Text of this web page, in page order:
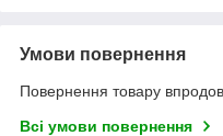
Умови повернення
Повернення товару
Всі умови повернення